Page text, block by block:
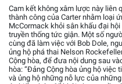
Cam kết không xâm lược này liên
thành công của Carter nhằm loại
McCormack khỏi sân khấu đại
truyền thống tức giận. Một số
cùng đã làm việc với Bob Dole,
ủng hộ phá thai Nelson
Cộng hòa, để đưa nội dung sau
hòa: “Đảng Cộng hòa ủng hộ việc
và ủng hộ những nỗ lực của